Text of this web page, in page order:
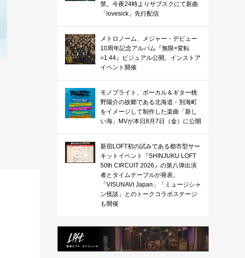
禁。今夜24時よりサブスクにて新曲
「lovesick」先行配信
メトロノーム、メジャー・デビュー
10周年記念アルバム『無限×変転
=1.44』ビジュアル公開。インストア
イベント開催
モノブライト、ボーカル＆ギター桃
野陽介の故郷である北海道・別海町
をイメージして制作した楽曲「新し
い海」MVが本日8月7日（金）に公開
新宿LOFT初の試みである都市型サー
キットイベント『SHINJUKU LOFT
50th CIRCUIT 2026』の第八弾出演
者とタイムテーブルが発表。
「VISUNAVI Japan」「ミュージシャ
ン怪談」とのトークコラボステージ
も開催